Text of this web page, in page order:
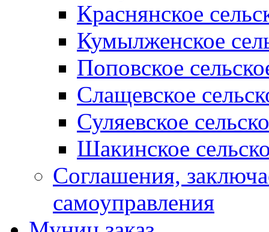
Краснянское
Кумылженское
Поповское
Слащевское
Суляевское
Шакинское
Соглашения,
самоуправления